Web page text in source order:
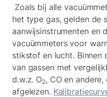
Zoals bij alle
het type gas, gelden de
aanwijsinstrumenten en
vacuümmeters voor
stikstof en lucht. Binnen
van gassen met
d.w.z. O2, CO en
afgelezen.